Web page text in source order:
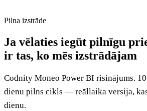
Pilna izstrāde
Ja vēlaties iegūt pilnīgu
ir tas, ko mēs izstrādājam
Codnity Moneo Power BI risinājums.
dienu pilns cikls — reāllaika versija,
dienu.